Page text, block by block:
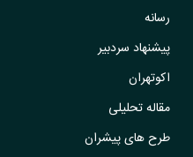
رسانه
پیشنهاد سردبیر
اکوتهران
مقاله تحلیلی
طرح های پیشران